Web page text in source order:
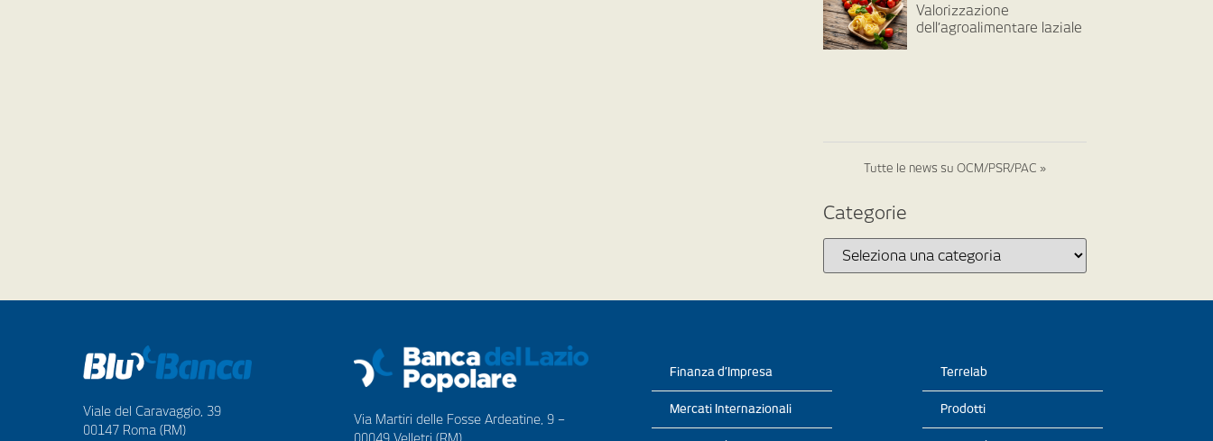
Valorizzazione
dell’agroalimentare laziale
Tutte le news su OCM/PSR/PAC »
Categorie
Viale del Caravaggio, 39
00147 Roma (RM)
Via Martiri delle Fosse Ardeatine, 9 –
Finanza d’Impresa
Mercati Internazionali
Terrelab
Prodotti